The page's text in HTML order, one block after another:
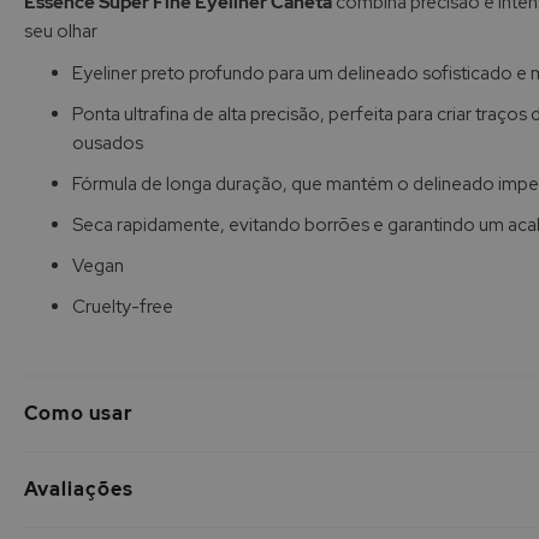
Galeria
de
imagens
seu olhar
Eyeliner preto profundo para um delineado sofisticado e
Ponta ultrafina de alta precisão, perfeita para criar traços
ousados
Fórmula de longa duração, que mantém o delineado
Seca rapidamente, evitando borrões e garantindo um
Vegan
Cruelty-free
Como usar
Avaliações